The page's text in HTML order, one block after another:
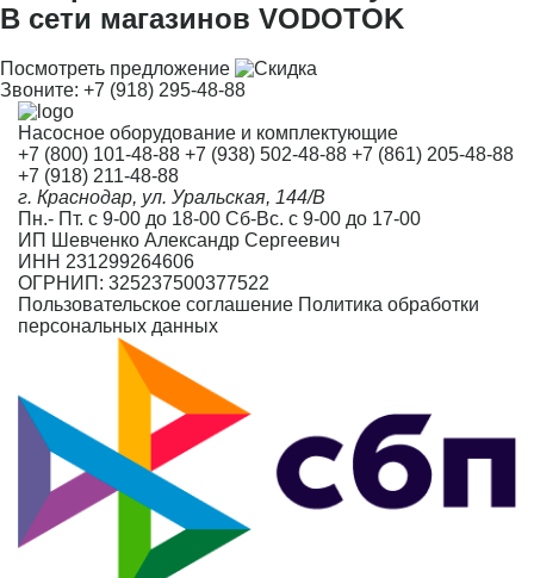
В сети магазинов VODOTOK
Посмотреть предложение
Звоните: +7 (918) 295-48-88
Насосное оборудование и комплектующие
+7 (800) 101-48-88 +7 (938) 502-48-88 +7 (861) 205-48-88
+7 (918) 211-48-88
г. Краснодар, ул. Уральская, 144/В
Пн.- Пт. с 9-00 до 18-00 Сб-Вс. с 9-00 до 17-00
ИП Шевченко Александр Сергеевич
ИНН 231299264606
ОГРНИП: 325237500377522
Пользовательское соглашение Политика обработки
персональных данных